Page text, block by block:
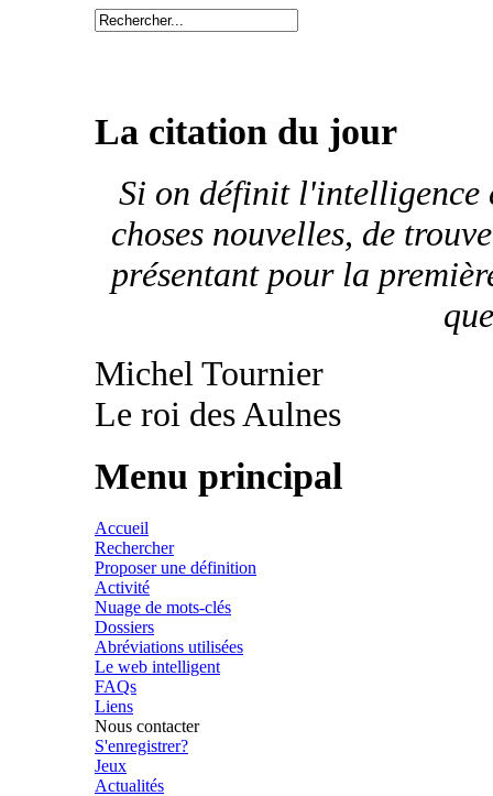
La citation du jour
Si on définit l'intelligence
choses nouvelles, de
présentant pour la
Michel Tournier
Le roi des Aulnes
Menu principal
Accueil
Rechercher
Proposer une définition
Activité
Nuage de mots-clés
Dossiers
Abréviations utilisées
Le web intelligent
FAQs
Liens
Nous contacter
S'enregistrer?
Jeux
Actualités